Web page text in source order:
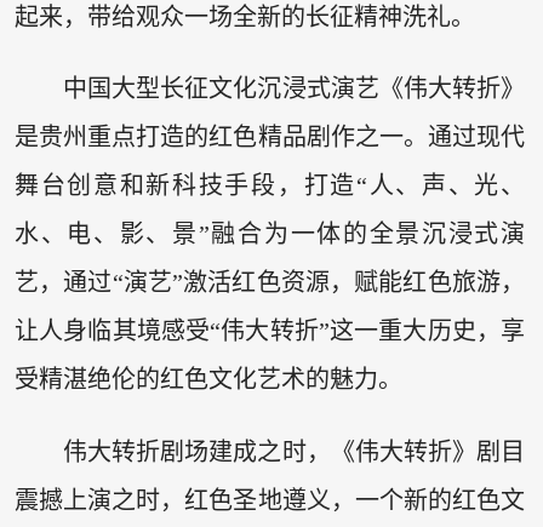
起来，带给观众一场全新的长征精神洗礼。
中国大型长征文化沉浸式演艺《伟大转折》
是贵州重点打造的红色精品剧作之一。通过现代
舞台创意和新科技手段，打造“人、声、光、
水、电、影、景”融合为一体的全景沉浸式演
艺，通过“演艺”激活红色资源，赋能红色旅游，
让人身临其境感受“伟大转折”这一重大历史，享
受精湛绝伦的红色文化艺术的魅力。
伟大转折剧场建成之时，《伟大转折》剧目
震撼上演之时，红色圣地遵义，一个新的红色文